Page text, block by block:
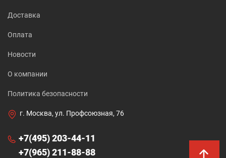
Доставка
Оплата
Новости
О компании
Политика безопасности
г. Москва, ул. Профсоюзная, 76
+7(495) 203-44-11
+7(965) 211-88-88